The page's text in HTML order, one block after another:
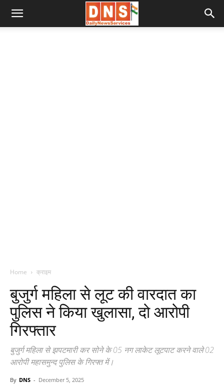
Home क्राइम
बुजुर्ग महिला से लूट की वारदात का
पुलिस ने किया खुलासा, दो आरोपी
गिरफ्तार
बुजुर्ग महिला से झपटमारी कर सोने के 05 नग लाकेट लूटपाट करने वाले 02
आरोपी महासमुन्द पुलिस के गिरफ्त में।
By DNS - December 5, 2025